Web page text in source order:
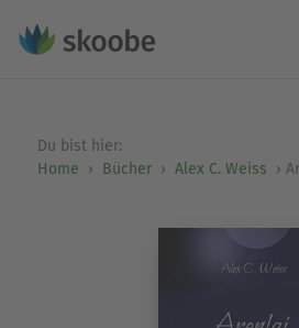
Du bist hier:
Home
Bücher Alex C. Weiss